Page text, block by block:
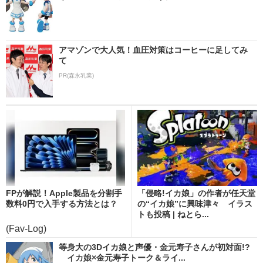
アマゾンで大人気！血圧対策はコーヒーに足してみ
て
PR(森永乳業)
FPが解説！Apple製品を分割手
数料0円で入手する方法とは？
(Fav-Log)
「侵略!イカ娘」の作者が任天堂
の“イカ娘”に興味津々 イラス
トも投稿 | ねとら...
等身大の3Dイカ娘と声優・金元寿子さんが初対面!?
イカ娘×金元寿子トーク＆ライ...